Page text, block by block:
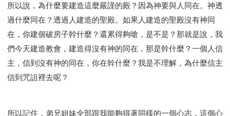
所以說，為什麼要建造這麼嚴謹的殿？因為神要與人同在。神透
過什麼同在？透過人建造的聖殿。如果人建造的聖殿沒有神同
在，你建個破房子幹什麼？還累得夠嗆，是不是？那就是說，我
們今天建造教會，建造得沒有神的同在，那是幹什麼？一個人信
主，信到沒有神的同在，你在幹什麼？我是不理解，為什麼信主
信到咒詛裡去呢？
所以記住，弟兄姐妹全部跟我能夠得著同樣的一個心志，這個心